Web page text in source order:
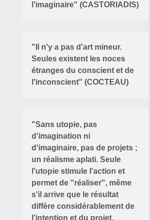
l'imaginaire" (CASTORIADIS)
"Il n'y a pas d'art mineur.
Seules existent les noces
étranges du conscient et de
l'inconscient" (COCTEAU)
"Sans utopie, pas
d'imagination ni
d'imaginaire, pas de projets ;
un réalisme aplati. Seule
l'utopie stimule l'action et
permet de "réaliser", même
s'il arrive que le résultat
diffère considérablement de
l'intention et du projet.